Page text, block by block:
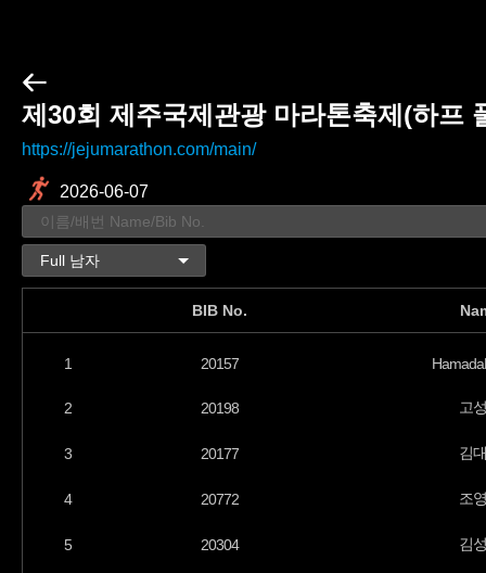
제30회 제주국제관광 마라톤축제(하프
https://jejumarathon.com/main/
2026-06-07
BIB No.
1 20157
2 20198 고
3 20177 김
4 20772 조
5 20304 김